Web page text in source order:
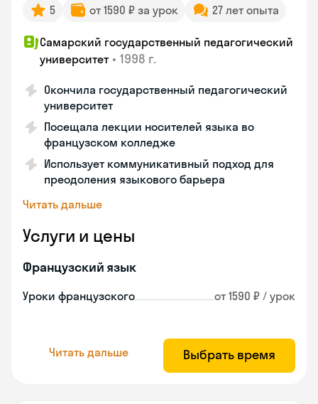
5 от 1590 ₽ за урок 27 лет опыта
Самарский государственный педагогический
университет • 1998 г.
Окончила государственный педагогический
университет
Посещала лекции носителей языка во
французском колледже
Использует коммуникативный подход для
преодоления языкового барьера
Читать дальше
Услуги и цены
Французский язык
Уроки французского от 1590 ₽ / урок
Читать дальше Выбрать время